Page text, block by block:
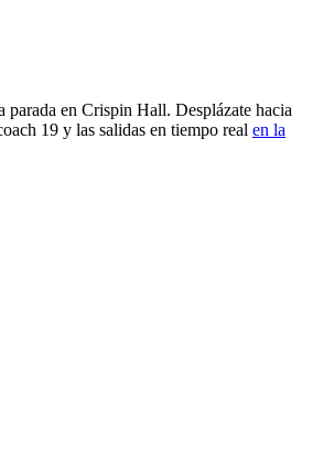
en Crispin Hall. Desplázate hacia
19 y las salidas en tiempo real en la